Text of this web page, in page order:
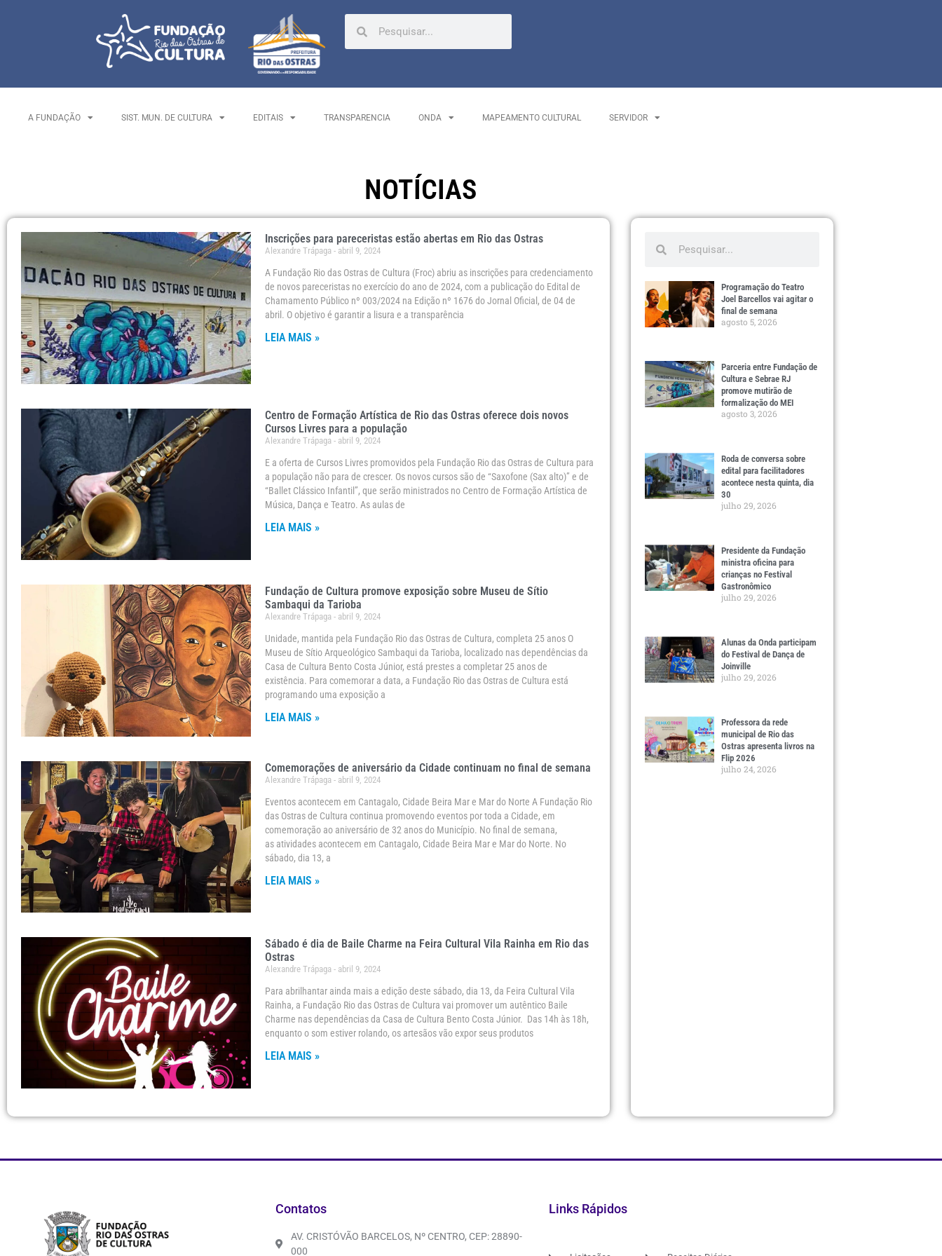
A FUNDAÇÃO SIST. MUN. DE CULTURA EDITAIS TRANSPARENCIA ONDA MAPEAMENTO CULTURAL SERVIDOR
NOTÍCIAS
Inscrições para pareceristas estão abertas em Rio das Ostras
Alexandre Trápaga abril 9, 2024
A Fundação Rio das Ostras de Cultura (Froc) abriu as inscrições para credenciamento
de novos pareceristas no exercício do ano de 2024, com a publicação do Edital de
Chamamento Público nº 003/2024 na Edição nº 1676 do Jornal Oficial, de 04 de
abril. O objetivo é garantir a lisura e a transparência
LEIA MAIS »
Centro de Formação Artística de Rio das Ostras oferece dois novos
Cursos Livres para a população
Alexandre Trápaga abril 9, 2024
E a oferta de Cursos Livres promovidos pela Fundação Rio das Ostras de Cultura para
a população não para de crescer. Os novos cursos são de “Saxofone (Sax alto)” e de
“Ballet Clássico Infantil”, que serão ministrados no Centro de Formação Artística de
Música, Dança e Teatro. As aulas de
LEIA MAIS »
Fundação de Cultura promove exposição sobre Museu de Sítio
Sambaqui da Tarioba
Alexandre Trápaga abril 9, 2024
Unidade, mantida pela Fundação Rio das Ostras de Cultura, completa 25 anos O
Museu de Sítio Arqueológico Sambaqui da Tarioba, localizado nas dependências da
Casa de Cultura Bento Costa Júnior, está prestes a completar 25 anos de
existência. Para comemorar a data, a Fundação Rio das Ostras de Cultura está
programando uma exposição a
LEIA MAIS »
Comemorações de aniversário da Cidade continuam no final de semana
Alexandre Trápaga abril 9, 2024
Eventos acontecem em Cantagalo, Cidade Beira Mar e Mar do Norte A Fundação Rio
das Ostras de Cultura continua promovendo eventos por toda a Cidade, em
comemoração ao aniversário de 32 anos do Município. No final de semana,
as atividades acontecem em Cantagalo, Cidade Beira Mar e Mar do Norte. No
sábado, dia 13, a
LEIA MAIS »
Sábado é dia de Baile Charme na Feira Cultural Vila Rainha em Rio das
Ostras
Alexandre Trápaga abril 9, 2024
Para abrilhantar ainda mais a edição deste sábado, dia 13, da Feira Cultural Vila
Rainha, a Fundação Rio das Ostras de Cultura vai promover um autêntico Baile
Charme nas dependências da Casa de Cultura Bento Costa Júnior. Das 14h às 18h,
enquanto o som estiver rolando, os artesãos vão expor seus produtos
LEIA MAIS »
Programação do Teatro
Joel Barcellos vai agitar o
final de semana
agosto 5, 2026
Parceria entre Fundação de
Cultura e Sebrae RJ
promove mutirão de
formalização do MEI
agosto 3, 2026
Roda de conversa sobre
edital para facilitadores
acontece nesta quinta, dia
30
julho 29, 2026
Presidente da Fundação
ministra oficina para
crianças no Festival
Gastronômico
julho 29, 2026
Alunas da Onda participam
do Festival de Dança de
Joinville
julho 29, 2026
Professora da rede
municipal de Rio das
Ostras apresenta livros na
Flip 2026
julho 24, 2026
Contatos
AV. CRISTÓVÃO BARCELOS, Nº CENTRO, CEP: 28890-
000
Links Rápidos